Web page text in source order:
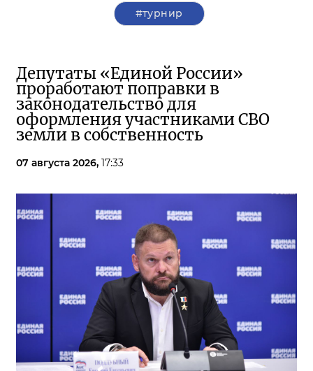
#турнир
Депутаты «Единой России»
проработают поправки в
законодательство для
оформления участниками СВО
земли в собственность
07 августа 2026, 17:33